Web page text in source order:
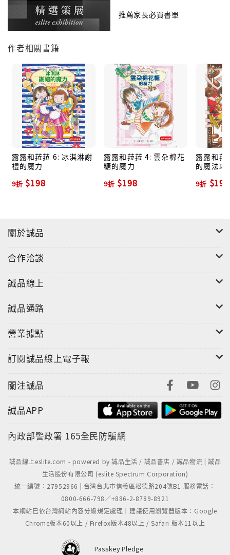
推薦家長必買書單
作者相關書籍
露露和菈菈 6: 冰淇淋謝
禮的魔力
9折 $198
露露和菈菈 4: 雲朵棉花
糖的魔力
9折 $198
露露和菈
的魔法巧
9折 $198
關於誠品
合作洽談
誠品線上
誠品通路
營業據點
訂閱誠品線上電子報
關注誠品
誠品APP
內政部警政署 165全民防騙網
誠品線上eslite.com - powered by 誠品生活 / 誠品書店 / 誠品物流 | 誠品
生活股份有限公司 (eslite Spectrum Corporation)
統一編號：27952966 | 台灣台北市信義區松德路204號B1 服務電話：
0800-666-798／+886-2-8789-8921
本網站已依台灣網站內容分級規定處理｜建議使用瀏覽器版本：Google
Chrome版本60以上 / Firefox版本48以上 / Safari 版本11以上
Passkey Pledge